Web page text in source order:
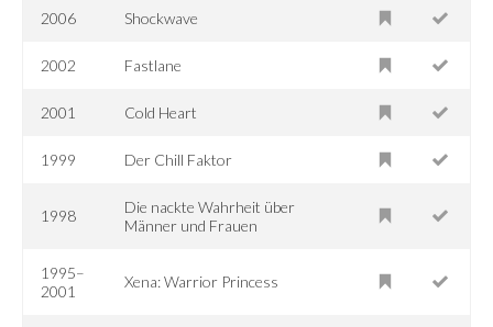
2006 Shockwave
2002 Fastlane
2001 Cold Heart
1999 Der Chill Faktor
1998
Die nackte Wahrheit über
Männer und Frauen
1995–
2001
Xena: Warrior Princess